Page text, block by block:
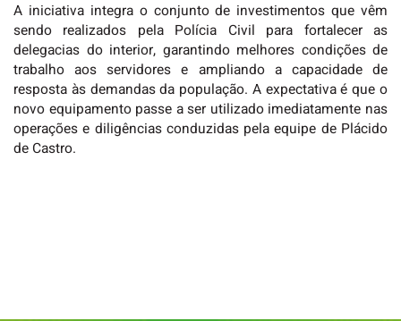
A iniciativa integra o conjunto de investimentos que vêm
sendo realizados pela Polícia Civil para fortalecer as
delegacias do interior, garantindo melhores condições de
trabalho aos servidores e ampliando a capacidade de
resposta às demandas da população. A expectativa é que o
novo equipamento passe a ser utilizado imediatamente nas
operações e diligências conduzidas pela equipe de Plácido
de Castro.